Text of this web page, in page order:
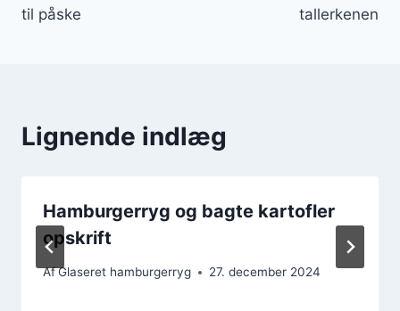
til påske
tallerkenen
Lignende indlæg
Hamburgerryg og bagte kartofler
opskrift
AfGlaseret hamburgerryg 27. december 2024